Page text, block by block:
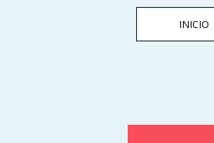
INICIO